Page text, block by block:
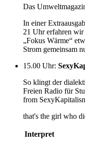
Das
In einer
21 Uhr erfahren wir
„Fokus Wärme“
Strom gemeinsam
15.00 Uhr:
So klingt der
Freien Radio für
from
that's the girl who
Interpret